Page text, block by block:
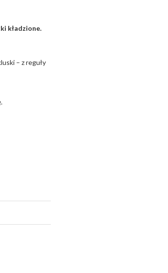
kładzione.
– z reguły